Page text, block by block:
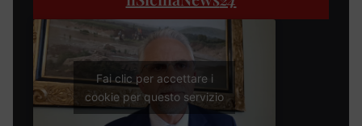
Fai clic per accettare i
cookie per questo servizio